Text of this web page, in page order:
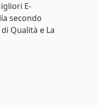
E-
secondo
Qualità e La